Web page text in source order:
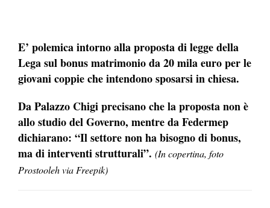
E’ polemica intorno alla proposta di legge della
Lega sul bonus matrimonio da 20 mila euro per le
giovani coppie che intendono sposarsi in chiesa.
Da Palazzo Chigi precisano che la proposta non è
allo studio del Governo, mentre da Federmep
dichiarano: “Il settore non ha bisogno di bonus,
ma di interventi strutturali”. (In copertina, foto
Prostooleh via Freepik)